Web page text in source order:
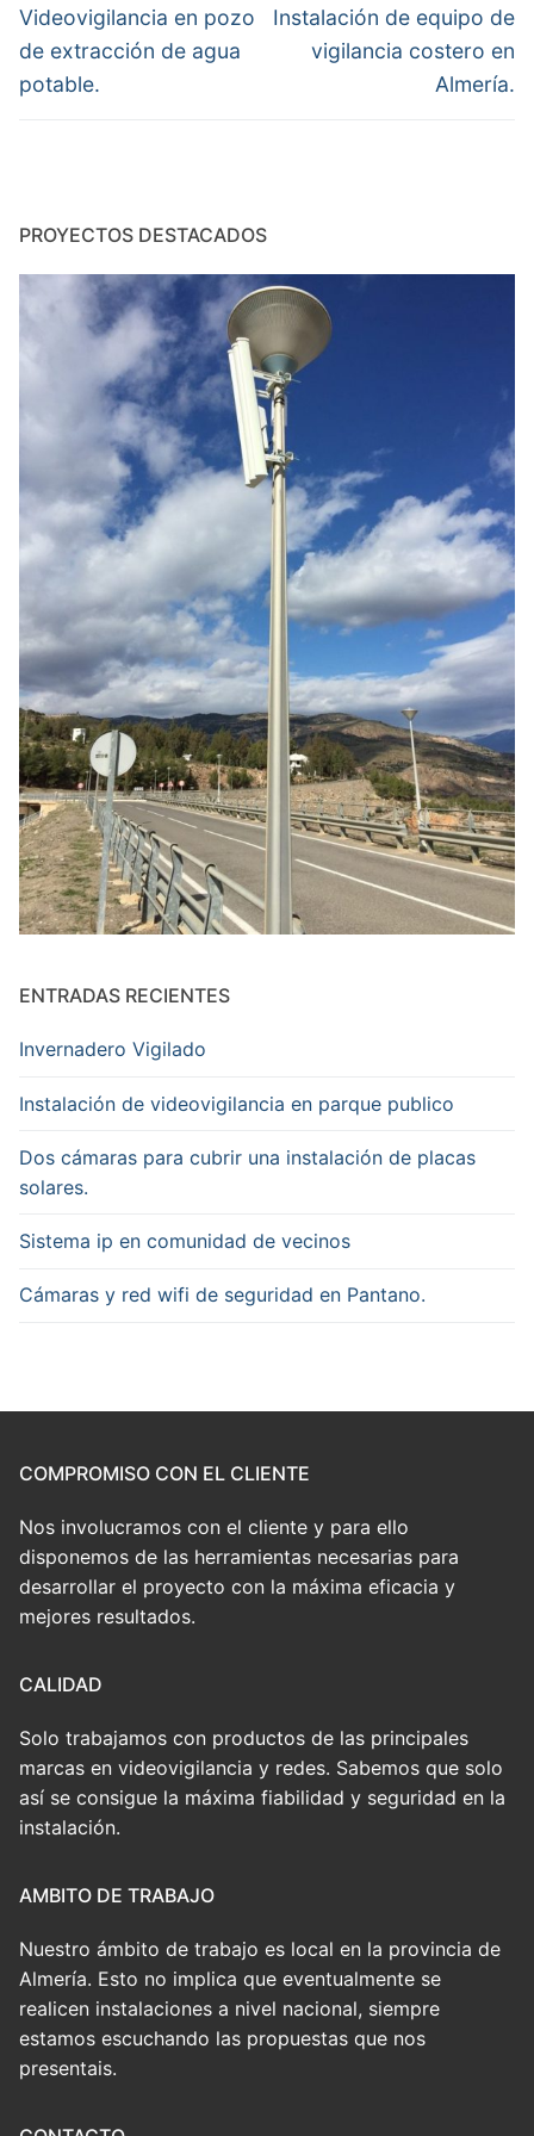
de
entradas
Entrada
anterior:
Videovigilancia en pozo
de extracción de agua
potable.
Entrada
siguiente:
Instalación de equipo de
vigilancia costero en
Almería.
PROYECTOS DESTACADOS
ENTRADAS RECIENTES
Invernadero Vigilado
Instalación de videovigilancia en parque publico
Dos cámaras para cubrir una instalación de placas
solares.
Sistema ip en comunidad de vecinos
Cámaras y red wifi de seguridad en Pantano.
COMPROMISO CON EL CLIENTE
Nos involucramos con el cliente y para ello
disponemos de las herramientas necesarias para
desarrollar el proyecto con la máxima eficacia y
mejores resultados.
CALIDAD
Solo trabajamos con productos de las principales
marcas en videovigilancia y redes. Sabemos que solo
así se consigue la máxima fiabilidad y seguridad en la
instalación.
AMBITO DE TRABAJO
Nuestro ámbito de trabajo es local en la provincia de
Almería. Esto no implica que eventualmente se
realicen instalaciones a nivel nacional, siempre
estamos escuchando las propuestas que nos
presentais.